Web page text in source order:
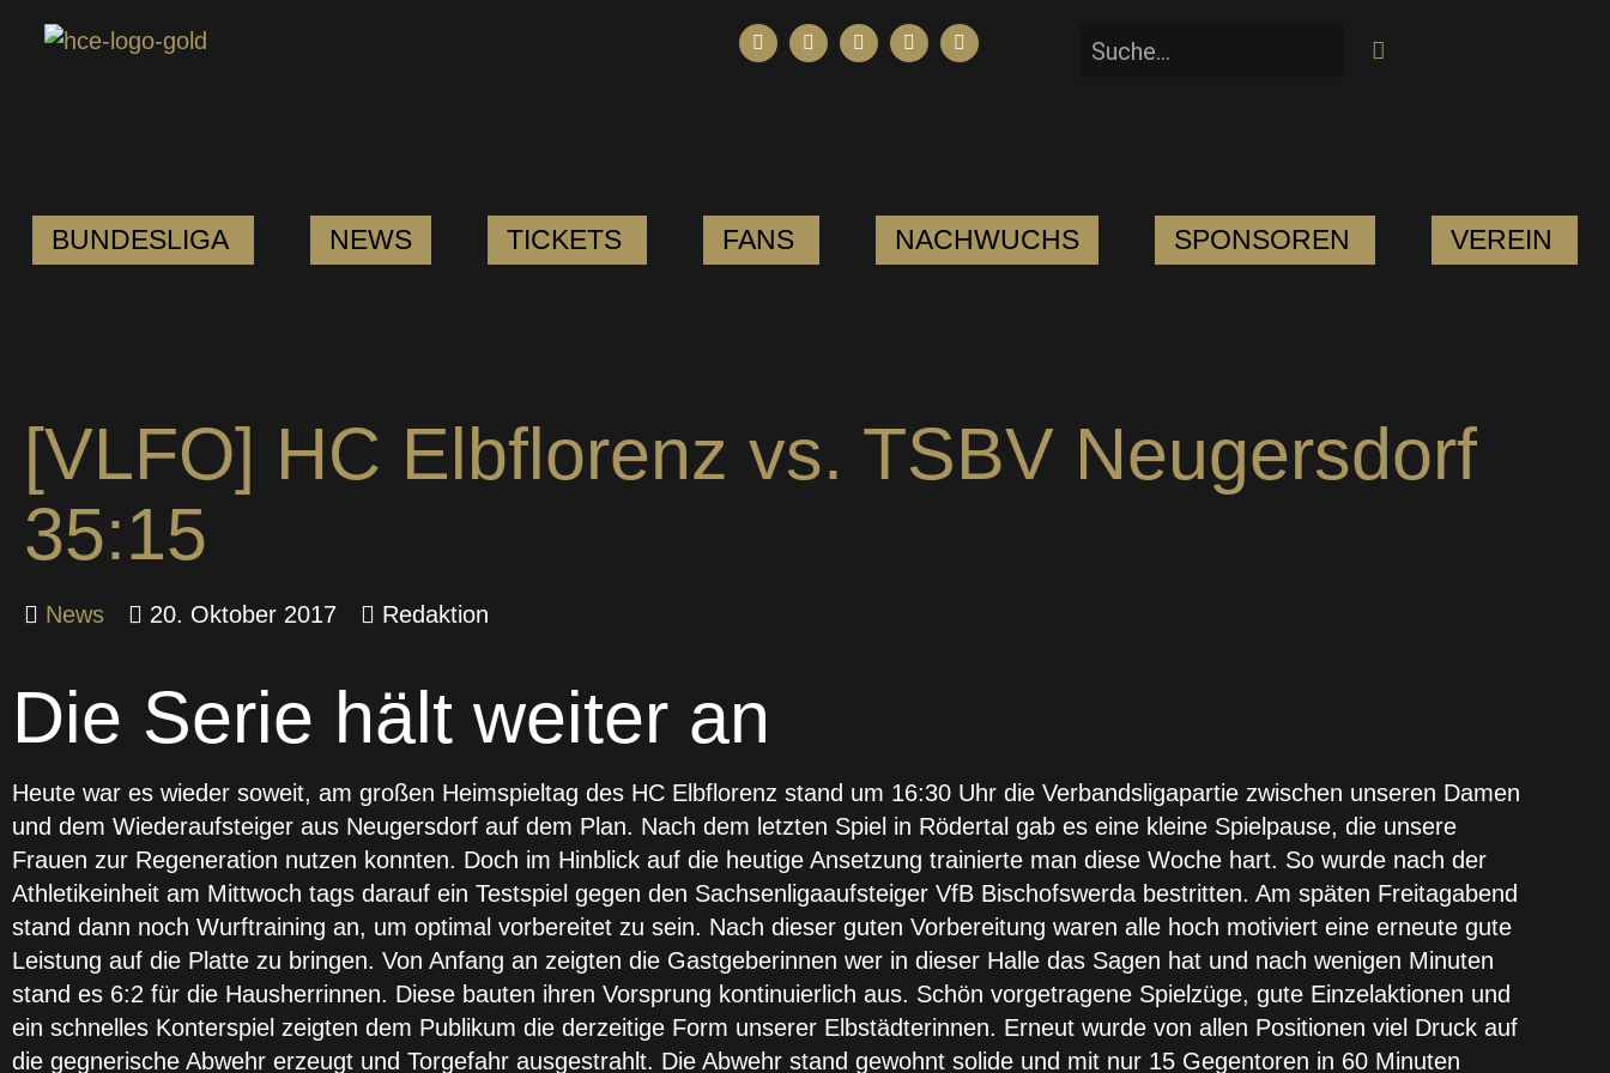
BUNDESLIGA NEWS TICKETS FANS NACHWUCHS SPONSOREN VEREIN
[VLFO] HC Elbflorenz vs. TSBV Neugersdorf
35:15
News 20. Oktober 2017 Redaktion
Die Serie hält weiter an
Heute war es wieder soweit, am großen Heimspieltag des HC Elbflorenz stand um 16:30 Uhr die Verbandsligapartie zwischen unseren Damen
und dem Wiederaufsteiger aus Neugersdorf auf dem Plan. Nach dem letzten Spiel in Rödertal gab es eine kleine Spielpause, die unsere
Frauen zur Regeneration nutzen konnten. Doch im Hinblick auf die heutige Ansetzung trainierte man diese Woche hart. So wurde nach der
Athletikeinheit am Mittwoch tags darauf ein Testspiel gegen den Sachsenligaaufsteiger VfB Bischofswerda bestritten. Am späten Freitagabend
stand dann noch Wurftraining an, um optimal vorbereitet zu sein. Nach dieser guten Vorbereitung waren alle hoch motiviert eine erneute gute
Leistung auf die Platte zu bringen. Von Anfang an zeigten die Gastgeberinnen wer in dieser Halle das Sagen hat und nach wenigen Minuten
stand es 6:2 für die Hausherrinnen. Diese bauten ihren Vorsprung kontinuierlich aus. Schön vorgetragene Spielzüge, gute Einzelaktionen und
ein schnelles Konterspiel zeigten dem Publikum die derzeitige Form unserer Elbstädterinnen. Erneut wurde von allen Positionen viel Druck auf
die gegnerische Abwehr erzeugt und Torgefahr ausgestrahlt. Die Abwehr stand gewohnt solide und mit nur 15 Gegentoren in 60 Minuten